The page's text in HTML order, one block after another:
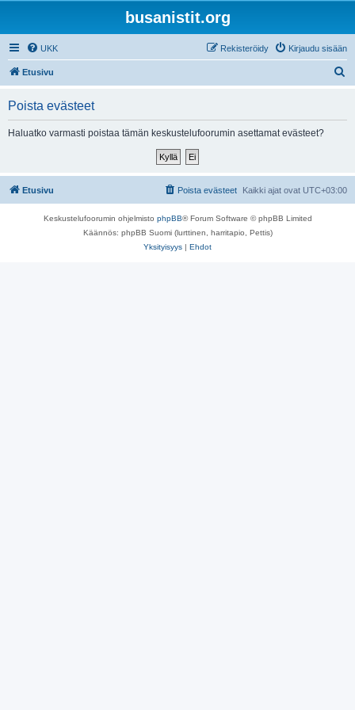
busanistit.org
UKK Kirjaudu sisään
Rekisteröidy
Etusivu
Poista evästeet
Haluatko varmasti poistaa tämän keskustelufoorumin asettamat evästeet?
Etusivu Kaikki ajat ovat UTC+03:00
Poista evästeet
Keskustelufoorumin ohjelmisto phpBB® Forum Software © phpBB Limited
Käännös: phpBB Suomi (lurttinen, harritapio, Pettis)
Yksityisyys | Ehdot